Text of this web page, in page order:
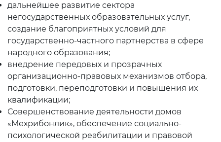
Видеогалерея
Пресс-служба
Пресс конференции
Конференции
Помощь
Конкурсы
Аккредитация
дальнейшее развитие сектора
негосударственных образовательных услуг,
создание благоприятных условий для
государственно-частного партнерства в сфере
народного образования;
внедрение передовых и прозрачных
организационно-правовых механизмов отбора,
подготовки, переподготовки и повышения их
квалификации;
Совершенствование деятельности домов
«Мехрибонлик», обеспечение социально-
психологической реабилитации и правовой